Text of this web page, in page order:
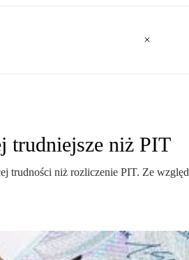
trudniejsze niż PIT
trudności niż rozliczenie PIT. Ze